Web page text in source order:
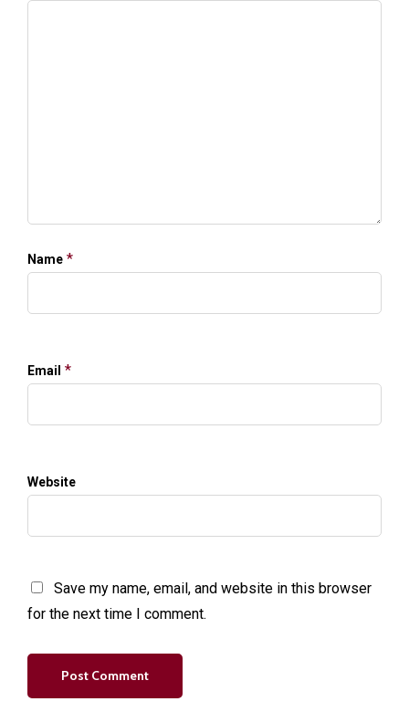
Name *
Email *
Website
Save my name, email, and website in this browser
for the next time I comment.